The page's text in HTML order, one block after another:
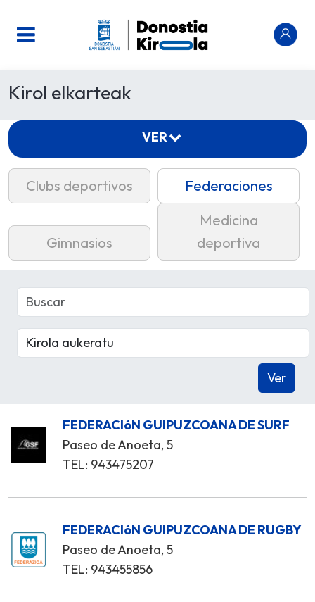
Kirol elkarteak
Clubs deportivos Federaciones
Gimnasios
Medicina
deportiva
FEDERACIóN GUIPUZCOANA DE SURF
Paseo de Anoeta, 5
TEL: 943475207
FEDERACIóN GUIPUZCOANA DE RUGBY
Paseo de Anoeta, 5
TEL: 943455856
VER